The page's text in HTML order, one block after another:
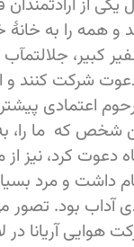
از ارادتمندان
و همه را به
کبیر، جلالتمآب
شرکت کنند و
اعتمادی
شخص که ما را،
کرد، نیز از
داشت و مرد
آداب بود. تصور
آریانا در